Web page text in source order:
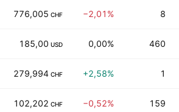
776,005 CHF −2,01% 8
185,00 USD 0,00% 460
279,994 CHF +2,58% 1
102,202 CHF −0,52% 159